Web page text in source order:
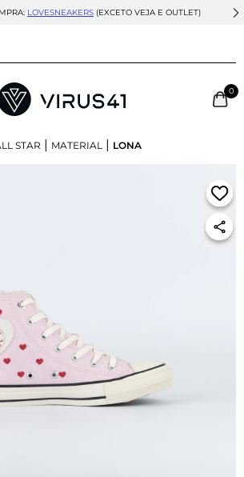
LOVESNEAKERS (EXCETO VEJA E OUTLET)
0
STAR | MATERIAL | LONA